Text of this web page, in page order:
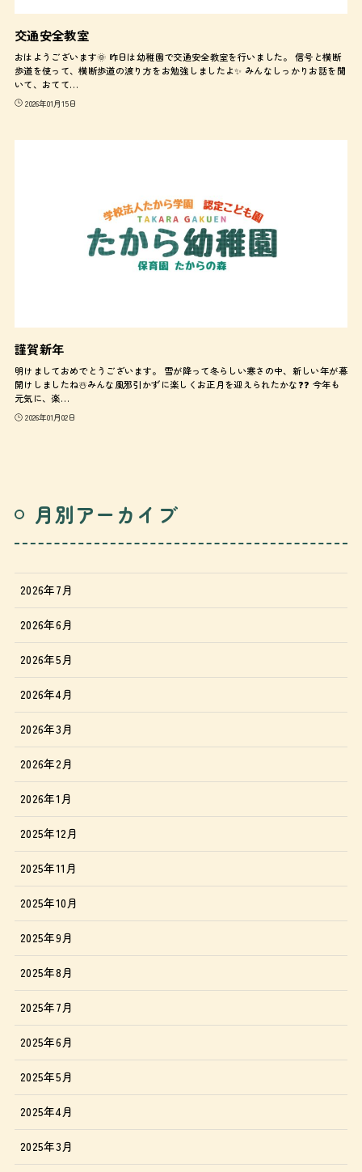
交通安全教室
おはようございます🌞 昨日は幼稚園で交通安全教室を行いました。 信号と横断
歩道を使って、横断歩道の渡り方をお勉強しましたよ✨ みんなしっかりお話を聞
いて、おてて…
2026年01月15日
謹賀新年
明けましておめでとうございます。 雪が降って冬らしい寒さの中、新しい年が幕
開けしましたね☃️みんな風邪引かずに楽しくお正月を迎えられたかな❓❓ 今年も
元気に、楽…
2026年01月02日
月別アーカイブ
2026年7月
2026年6月
2026年5月
2026年4月
2026年3月
2026年2月
2026年1月
2025年12月
2025年11月
2025年10月
2025年9月
2025年8月
2025年7月
2025年6月
2025年5月
2025年4月
2025年3月